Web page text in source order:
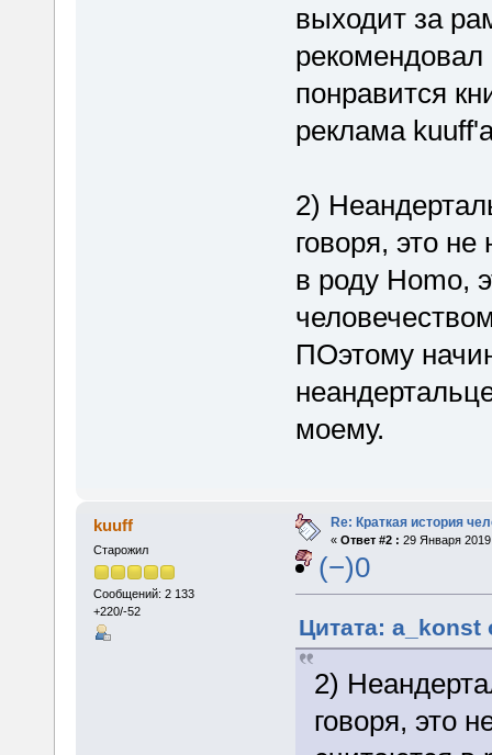
выходит за
рекомендовал
понравится
реклама
2)
говоря, это
в роду Homo,
ПОэтому
моему.
kuuff
Старожил
Сообщений: 2 133
+220/-52
Re: Краткая история
« Ответ #2 : 29 Января
(−)0
Цитата: a_konst
2)
говоря, это